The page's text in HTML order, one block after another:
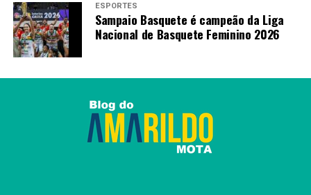
ESPORTES
Sampaio Basquete é campeão da Liga
Nacional de Basquete Feminino 2026